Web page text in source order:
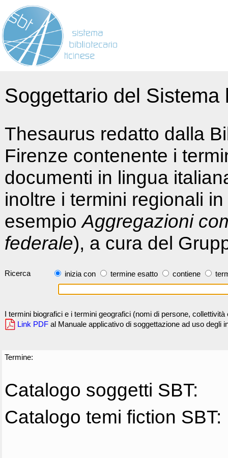
Soggettario del
Thesaurus redatto dalla
Firenze contenente i
documenti in lingua
inoltre i termini regionali
esempioAggregazioni
federale), a cura del
Ricerca inizia con termine esatto contiene
I termini biografici e i termini geografici (nomi di persone,
Link PDF al Manuale applicativo di soggettazione ad uso degli
Termine:
Catalogo soggetti SBT:
Catalogo temi fiction SBT: